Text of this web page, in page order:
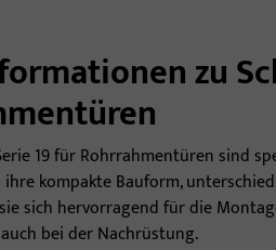
zu
19 für Rohrrahmentüren sind
kompakte Bauform,
sich hervorragend für die
bei der Nachrüstung.